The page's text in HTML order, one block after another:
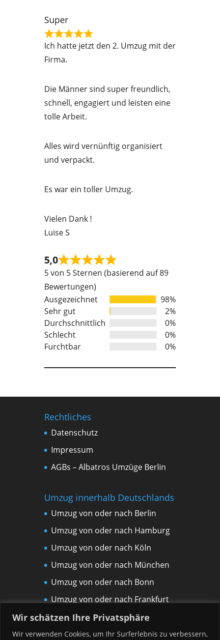
Wir schätzen Ihre Privatsphäre
Wir verwenden Cookies, um Ihr Surferlebnis zu verbessern,
o
f
Super
R
d
5
o
t
o
5
Ich hatte jetzt den 2. Umzug mit der
Firma.
Die Männer sind super freundlich,
schnell, engagiert und leisten eine
tolle Arbeit.
Alles wird vernünftig organisiert
und verpackt.
Es war ein toller Umzug.
Vielen Dank !
Luise S
5,0
Rated
out
5
5 von 5 Sternen (basierend auf 89
Bewertungen)
Ausgezeichnet
98%
Sehr gut
2%
Durchschnittlich
0%
Schlecht
0%
Furchtbar
0%
Rechtliches
Datenschutz
Impressum
AGBs – Albatros Umzüge Berlin
Umzug innerhalb Deutschlands
Umzug von oder nach Berlin
Umzug von oder nach Hamburg
Umzug von oder nach Köln
Umzug von oder nach München
Umzug von oder nach Bonn
Umzug von oder nach Frankfurt
am Main
Umzug von oder nach Leipzig